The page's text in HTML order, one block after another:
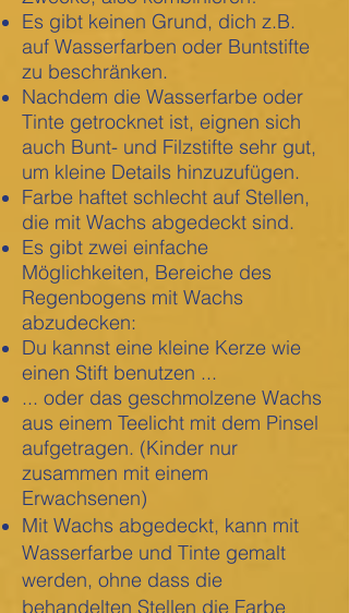
Es gibt keinen Grund, dich z.B.
auf Wasserfarben oder Buntstifte
zu beschränken.
Nachdem die Wasserfarbe oder
Tinte getrocknet ist, eignen sich
auch Bunt- und Filzstifte sehr gut,
um kleine Details hinzuzufügen.
Farbe haftet schlecht auf Stellen,
die mit Wachs abgedeckt sind.
Es gibt zwei einfache
Möglichkeiten, Bereiche des
Regenbogens mit Wachs
abzudecken:
Du kannst eine kleine Kerze wie
einen Stift benutzen ...
... oder das geschmolzene Wachs
aus einem Teelicht mit dem Pinsel
aufgetragen. (Kinder nur
zusammen mit einem
Erwachsenen)
Mit Wachs abgedeckt, kann mit
Wasserfarbe und Tinte gemalt
werden, ohne dass die
behandelten Stellen die Farbe